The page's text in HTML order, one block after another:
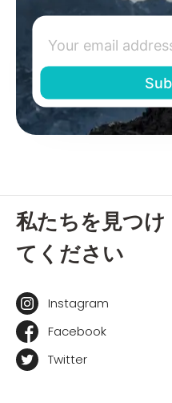
私たちを見つけ
てください
Instagram
Facebook
Twitter